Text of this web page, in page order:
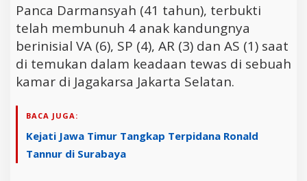
Panca Darmansyah (41 tahun), terbukti
telah membunuh 4 anak kandungnya
berinisial VA (6), SP (4), AR (3) dan AS (1) saat
di temukan dalam keadaan tewas di sebuah
kamar di Jagakarsa Jakarta Selatan.
BACA JUGA:
Kejati Jawa Timur Tangkap Terpidana Ronald
Tannur di Surabaya